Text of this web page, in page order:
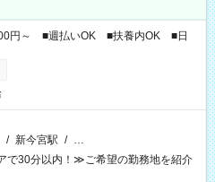
円～ ■週払いOK ■扶養内OK ■日
/ 新今宮駅 / …
で30分以内！≫ご希望の勤務地を紹介